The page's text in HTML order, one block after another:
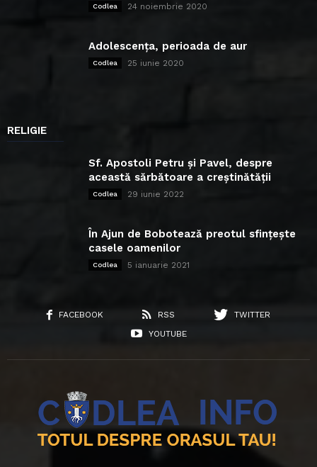
Codlea 24 noiembrie 2020
Adolescența, perioada de aur
Codlea 25 iunie 2020
RELIGIE
Sf. Apostoli Petru și Pavel, despre
această sărbătoare a creștinătății
Codlea 29 iunie 2022
În Ajun de Bobotează preotul sfințește
casele oamenilor
Codlea 5 ianuarie 2021
FACEBOOK RSS
TWITTER
YOUTUBE